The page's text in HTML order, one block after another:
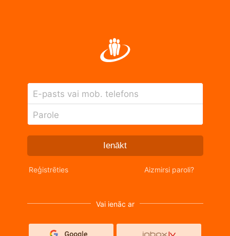
E-pasts vai mob. telefons
Parole
Ienākt
Reģistrēties Aizmirsi paroli?
Vai ienāc ar